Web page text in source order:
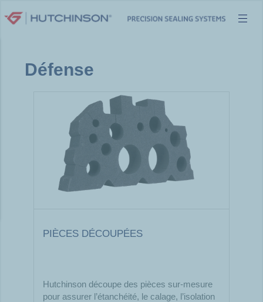
au
Défense
PIÈCES DÉCOUPÉES
Hutchinson découpe des pièces sur-mesure
pour assurer l’étanchéité, le calage, l’isolation